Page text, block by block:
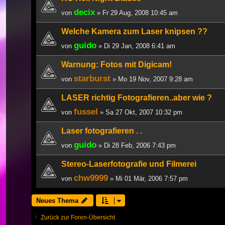
von decix » Fr 29 Aug, 2008 10:45 am
Welche Kamera zum Laser knipsen ??
von guido » Di 29 Jan, 2008 6:41 am
Warnung: Fotos mit Digicam!
von starburst » Mo 19 Nov, 2007 9:28 am
LASER richtig Fotografieren..aber wie ?
von fussel » Sa 27 Okt, 2007 10:32 pm
Laser fotografieren . .
von guido » Di 28 Feb, 2006 7:43 pm
Stereo-Laserfotografie und Filmerei
von chw9999 » Mi 01 Mär, 2006 7:57 pm
Neues Thema
Zurück zur Foren-Übersicht